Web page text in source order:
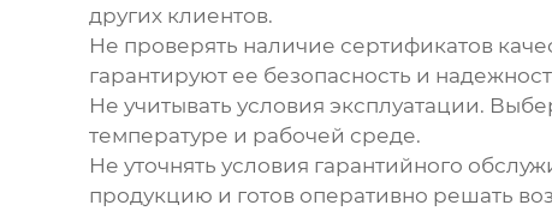
других клиентов.
Не проверять наличие сертификатов
гарантируют ее безопасность и
Не учитывать условия эксплуатации.
температуре и рабочей среде.
Не уточнять условия гарантийного
продукцию и готов оперативно решать